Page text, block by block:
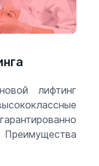
лифтинг
Преимущества